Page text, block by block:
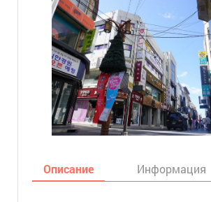
Описание Информация